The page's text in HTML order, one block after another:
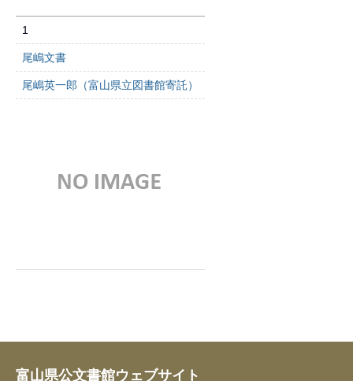
1
尾嶋文書
尾嶋英一郎（富山県立図書館寄託）
富山県公文書館ウェブサイト